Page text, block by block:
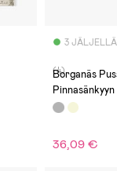
3 JÄLJELLÄ
(4)
Borganäs
36,09 €